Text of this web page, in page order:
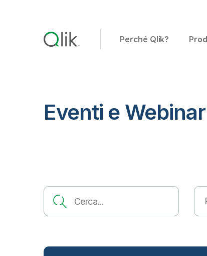
Perché Qlik?
Eventi e Webinar